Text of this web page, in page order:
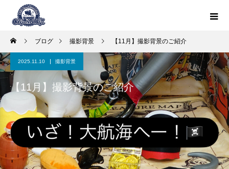
ブログ 撮影背景 【11月】撮影背景のご紹介
2025.11.10 撮影背景
【11月】撮影背景のご紹介